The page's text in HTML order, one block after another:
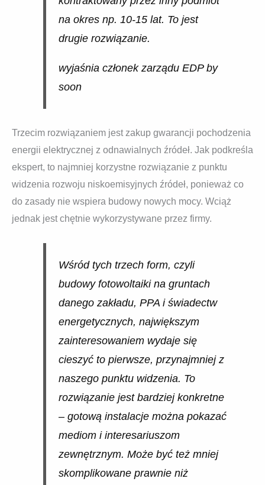
na okres np. 10-15 lat. To jest
drugie rozwiązanie.
wyjaśnia członek zarządu EDP by
soon
Trzecim rozwiązaniem jest zakup gwarancji pochodzenia
energii elektrycznej z odnawialnych źródeł. Jak podkreśla
ekspert, to najmniej korzystne rozwiązanie z punktu
widzenia rozwoju niskoemisyjnych źródeł, ponieważ co
do zasady nie wspiera budowy nowych mocy. Wciąż
jednak jest chętnie wykorzystywane przez firmy.
Wśród tych trzech form, czyli
budowy fotowoltaiki na gruntach
danego zakładu, PPA i świadectw
energetycznych, największym
zainteresowaniem wydaje się
cieszyć to pierwsze, przynajmniej z
naszego punktu widzenia. To
rozwiązanie jest bardziej konkretne
– gotową instalacje można pokazać
mediom i interesariuszom
zewnętrznym. Może być też mniej
skomplikowane prawnie niż